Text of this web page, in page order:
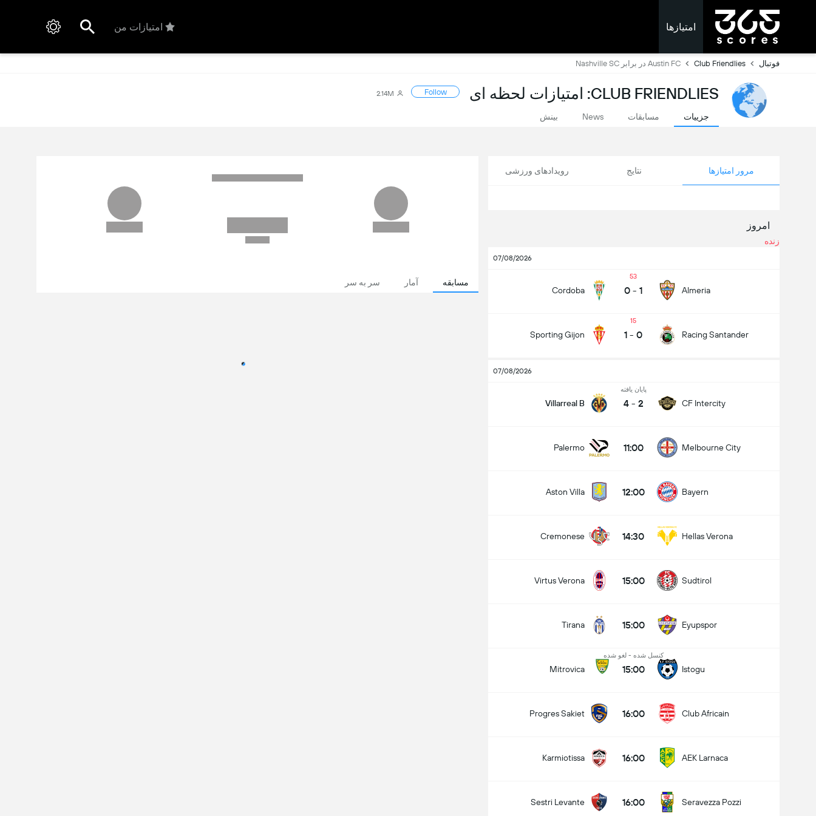
امتیازها امتیازات من
فوتبال Club Friendlies Austin FC در برابر Nashville SC
CLUB FRIENDLIES: امتیازات لحظه ای Follow
2.14M
جزییات مسابقات News بینش
مرور امتیازها نتایج رویدادهای ورزشی
امروز
زنده
07/08/2026
Almeria
53
1
-
0
Cordoba
Racing Santander
15
0
-
1
Sporting Gijon
07/08/2026
CF Intercity
پایان یافته
2
-
4
Villarreal B
Melbourne City
11:00
Palermo
Bayern
12:00
Aston Villa
Hellas Verona
14:30
Cremonese
Sudtirol
15:00
Virtus Verona
Eyupspor
15:00
Tirana
Istogu
کنسل شده - لغو شده
15:00
Mitrovica
Club Africain
16:00
Progres Sakiet
AEK Larnaca
16:00
Karmiotissa
Seravezza Pozzi
16:00
Sestri Levante
مسابقه آمار سر به سر